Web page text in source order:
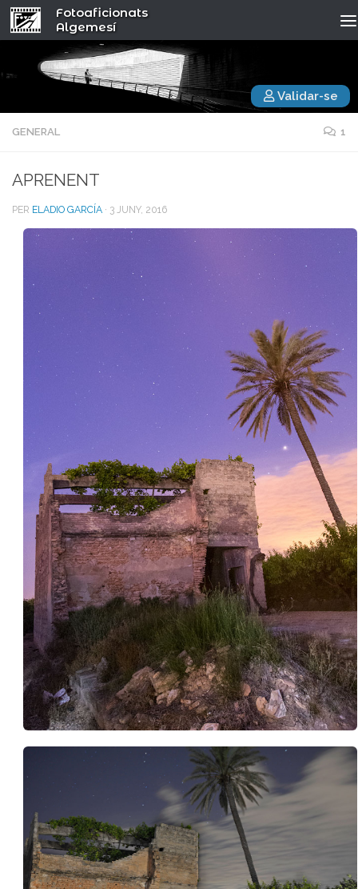
Fotoaficionats
Algemesí
Validar-se
GENERAL 1
APRENENT
PER ELADIO GARCÍA · 3 JUNY, 2016